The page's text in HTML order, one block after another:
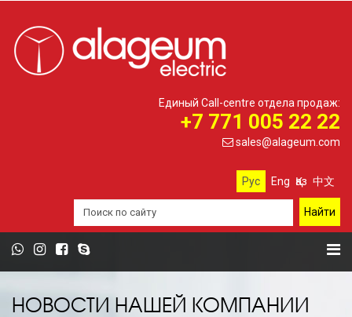
Единый Call-centre отдела продаж:
+7 771 005 22 22
sales@alageum.com
Рус Eng Қаз 中文
НОВОСТИ НАШЕЙ КОМПАНИИ